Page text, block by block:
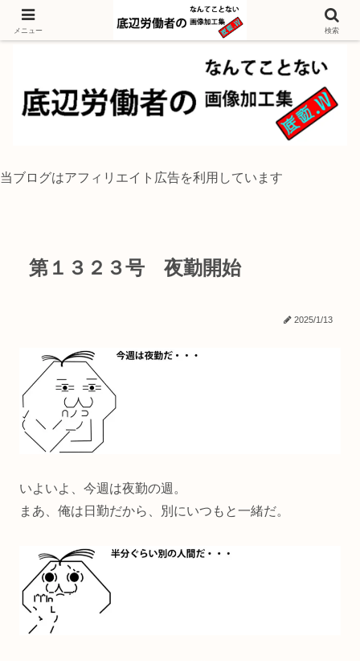
独身底辺おじさんが風景写真をイラスト風に加工するブログ
当ブログはアフィリエイト広告を利用しています
第１３２３号 夜勤開始
2025/1/13
いよいよ、今週は夜勤の週。
まあ、俺は日勤だから、別にいつもと一緒だ。
メニュー 検索